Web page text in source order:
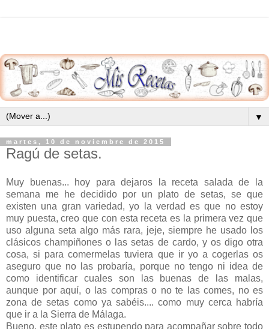
▼
martes, 10 de noviembre de 2015
Ragú de setas.
Muy buenas... hoy para dejaros la receta salada de la
semana me he decidido por un plato de setas, se que
existen una gran variedad, yo la verdad es que no estoy
muy puesta, creo que con esta receta es la primera vez que
uso alguna seta algo más rara, jeje, siempre he usado los
clásicos champiñones o las setas de cardo, y os digo otra
cosa, si para comermelas tuviera que ir yo a cogerlas os
aseguro que no las probaría, porque no tengo ni idea de
como identificar cuales son las buenas de las malas,
aunque por aquí, o las compras o no te las comes, no es
zona de setas como ya sabéis.... como muy cerca habría
que ir a la Sierra de Málaga.
Bueno, este plato es estupendo para acompañar sobre todo